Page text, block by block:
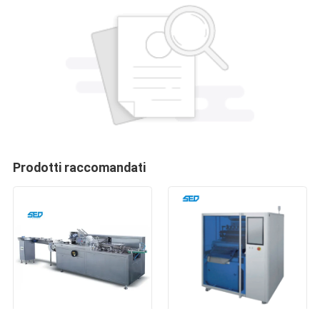
Prodotti raccomandati